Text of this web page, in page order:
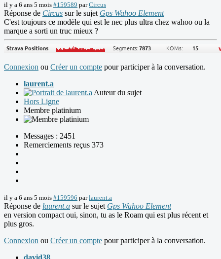
il y a 6 ans 5 mois #159589 parCircus
Réponse de Circus sur le sujet Gps Wahoo Element
C'est toujours ce modèle qui est le nec plus ultra chez wahoo ou la
marque a sorti un truc mieux ?
Connexion ou Créer un compte pour participer à la conversation.
laurent.a
Auteur du sujet
Hors Ligne
Membre platinium
Messages : 2451
Remerciements reçus 373
il y a 6 ans 5 mois #159596 parlaurent.a
Réponse de laurent.a sur le sujet Gps Wahoo Element
en version compact oui, sinon, tu as le Roam qui est plus récent et
plus gros.
Connexion ou Créer un compte pour participer à la conversation.